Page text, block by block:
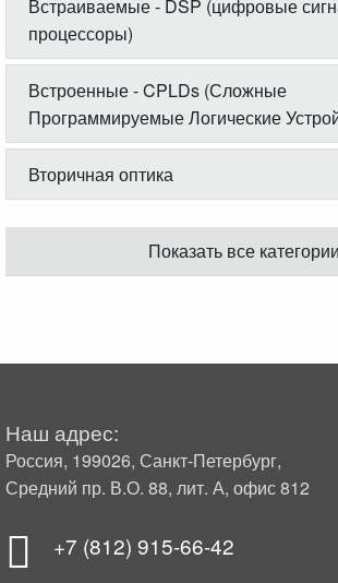
Встраиваемые - DSP (цифровые
процессоры)
Встроенные - CPLDs (Сложные
Программируемые Логические
Вторичная оптика
Показать все категории
Наш адрес:
Россия, 199026, Санкт-Петербург,
Средний пр. В.О. 88, лит. А, офис 812
+7 (812) 915-66-42